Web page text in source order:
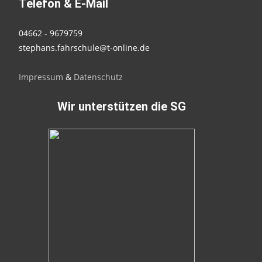
Telefon & E-Mail
04662 - 9679759
stephans.fahrschule@t-online.de
Impressum & Datenschutz
Wir unterstützen die SG